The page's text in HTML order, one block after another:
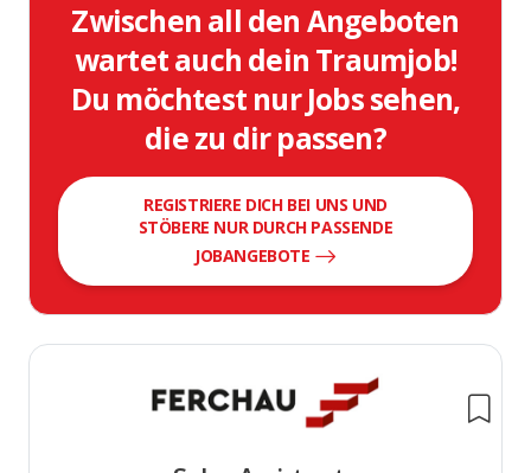
Zwischen all den Angeboten
wartet auch dein Traumjob!
Du möchtest nur Jobs sehen,
die zu dir passen?
REGISTRIERE DICH BEI UNS UND
STÖBERE NUR DURCH PASSENDE
JOBANGEBOTE